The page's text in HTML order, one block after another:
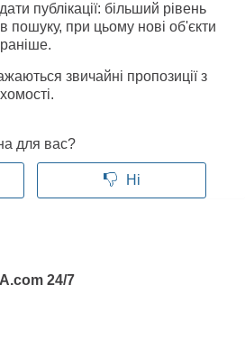
публікації: більший рівень
при цьому нові об'єкти
звичайні пропозиції з
для вас?
Ні
24/7